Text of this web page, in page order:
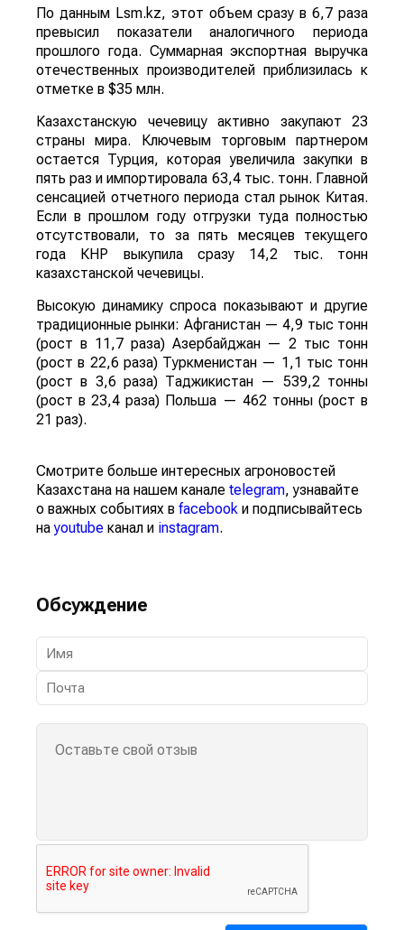
По данным Lsm.kz, этот объем сразу в 6,7 раза
превысил показатели аналогичного периода
прошлого года. Суммарная экспортная выручка
отечественных производителей приблизилась к
отметке в $35 млн.
Казахстанскую чечевицу активно закупают 23
страны мира. Ключевым торговым партнером
остается Турция, которая увеличила закупки в
пять раз и импортировала 63,4 тыс. тонн. Главной
сенсацией отчетного периода стал рынок Китая.
Если в прошлом году отгрузки туда полностью
отсутствовали, то за пять месяцев текущего
года КНР выкупила сразу 14,2 тыс. тонн
казахстанской чечевицы.
Высокую динамику спроса показывают и другие
традиционные рынки: Афганистан — 4,9 тыс тонн
(рост в 11,7 раза) Азербайджан — 2 тыс тонн
(рост в 22,6 раза) Туркменистан — 1,1 тыс тонн
(рост в 3,6 раза) Таджикистан — 539,2 тонны
(рост в 23,4 раза) Польша — 462 тонны (рост в
21 раз).
Смотрите больше интересных агроновостей
Казахстана на нашем канале telegram, узнавайте
о важных событиях в facebook и подписывайтесь
наyoutube канал и instagram.
Обсуждение